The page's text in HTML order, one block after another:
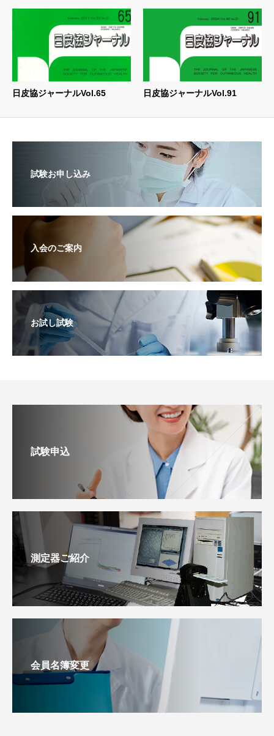
日皮協ジャーナルVol.65 日皮協ジャーナルVol.91
試験お申し込み
入会のご案内
お試し試験
試験申込
測定器ご紹介
会員名簿変更